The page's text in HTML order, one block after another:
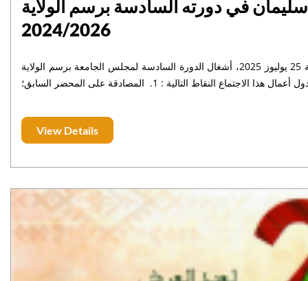
في دورته السادسة برسم الولاية
2024/2026
ترأس الأستاذ خاليد مهدي، رئيس جامعة السلطان مولاي سليمان بالنيابة، الجمعة 25 يوليوز 2025، أشغال الدورة السادسة لمجلس الجامعة برسم الولاية
View Details